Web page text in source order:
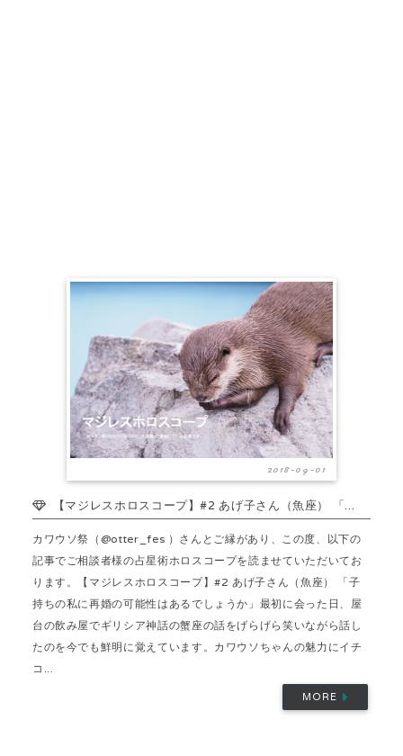
2018-09-01
【マジレスホロスコープ】#2 あげ子さん（魚座） 「...
カワウソ祭（@otter_fes ）さんとご縁があり、この度、以下の
記事でご相談者様の占星術ホロスコープを読ませていただいてお
ります。【マジレスホロスコープ】#2 あげ子さん（魚座） 「子
持ちの私に再婚の可能性はあるでしょうか」最初に会った日、屋
台の飲み屋でギリシア神話の蟹座の話をげらげら笑いながら話し
たのを今でも鮮明に覚えています。カワウソちゃんの魅力にイチ
コ...
MORE